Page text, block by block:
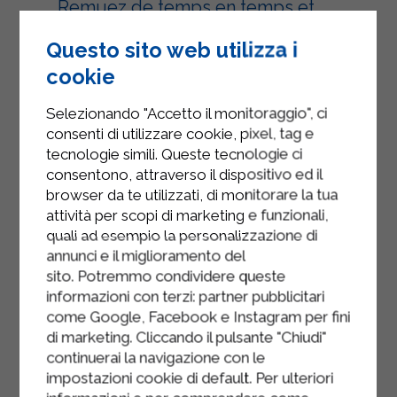
Remuez de temps en temps et
Portez une casserole d'eau salée à
ébullition. Dès que l'eau bout,
ajoutez les pâtes aux œufs et, après
30 à 40 secondes, égouttez-les à
l'aide d'une écumoire. Égouttez-les
sur une assiette recouverte de
papier absorbant. Procédez de la
même manière avec toutes les
feuilles de pâtes, sans les
superposer.
Après avoir assaisonné le ragù de sel
et de poivre, prenez un plat à
lasagnes et beurrez-en le fond.
Étalez une fine couche de béchamel
Questo sito web utilizza i
cookie
Selezionando "Accetto il monitoraggio", ci
consenti di utilizzare cookie, pixel, tag e
tecnologie simili. Queste tecnologie ci
consentono, attraverso il dispositivo ed il
browser da te utilizzati, di monitorare la tua
attività per scopi di marketing e funzionali,
quali ad esempio la personalizzazione di
annunci e il miglioramento del
sito. Potremmo condividere queste
informazioni con terzi: partner pubblicitari
come Google, Facebook e Instagram per fini
di marketing. Cliccando il pulsante "Chiudi"
continuerai la navigazione con le
impostazioni cookie di default. Per ulteriori